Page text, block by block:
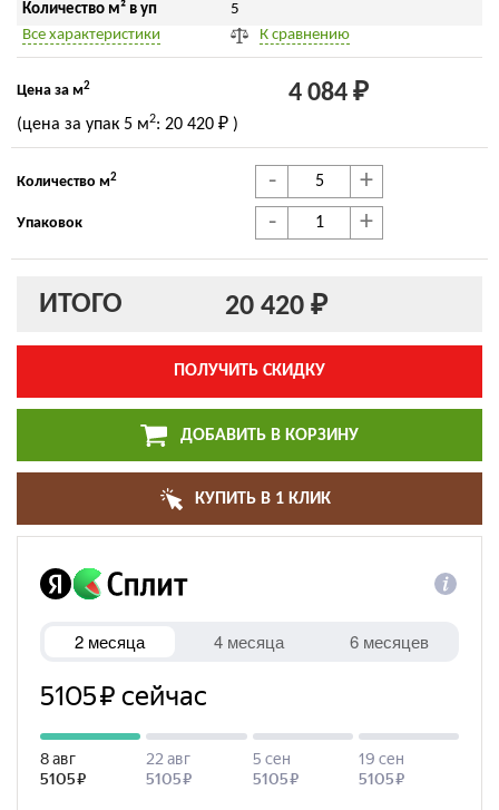
Количество м² в уп
5
Все характеристики
К сравнению
Цена за м2 4 084 ₽
(цена за упак 5 м2: 20 420 ₽ )
Количество м2 - +
Упаковок - +
ИТОГО 20 420 ₽
ПОЛУЧИТЬ СКИДКУ
ДОБАВИТЬ В КОРЗИНУ
КУПИТЬ В 1 КЛИК